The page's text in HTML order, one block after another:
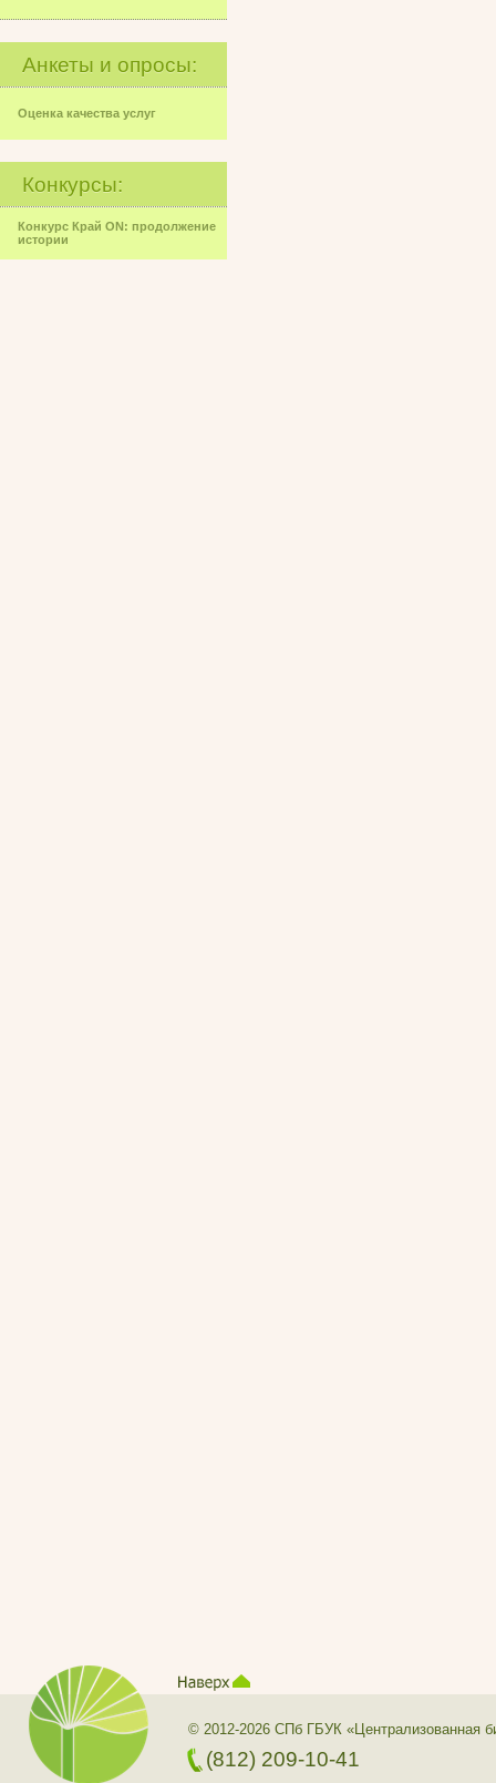
Анкеты и опросы:
Оценка качества услуг
Конкурсы:
Конкурс Край ON: продолжение
истории
© 2012-2026 СПб ГБУК «Централизованная
(812) 209-10-41